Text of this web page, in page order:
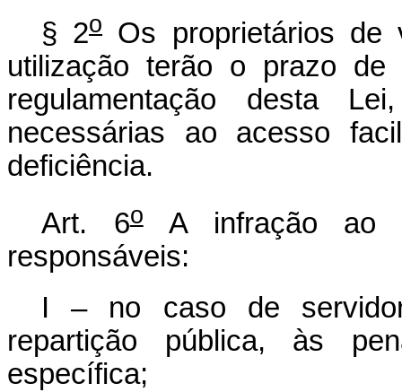
§ 2o
Os proprietários de
utilização terão o prazo
regulamentação desta
necessárias ao acesso
deficiência.
Art. 6oA infração ao
responsáveis:
I – no caso de
repartição pública, às
específica;